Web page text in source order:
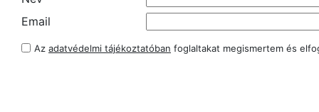
Email
Az adatvédelmi tájékoztatóban foglaltakat megismertem és